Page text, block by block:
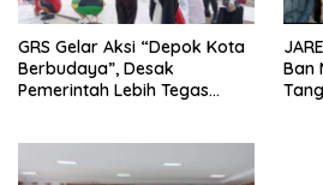
GRS Gelar Aksi “Depok Kota
Berbudaya”, Desak
Pemerintah Lebih Tegas
Ban